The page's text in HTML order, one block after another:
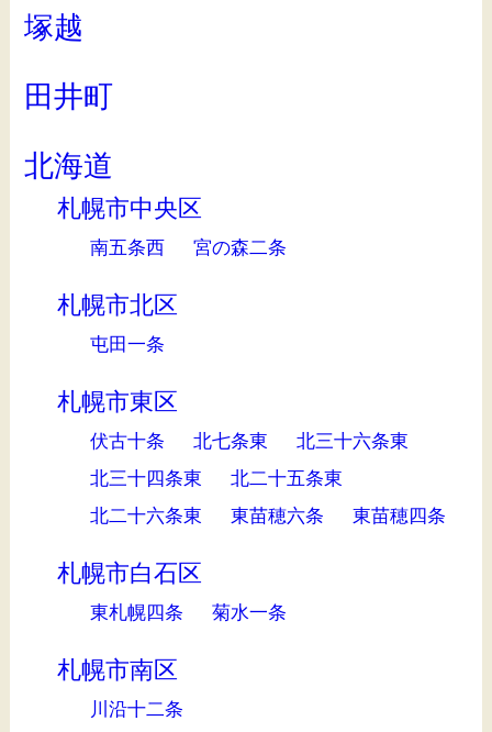
塚越
田井町
北海道
札幌市中央区
南五条西 宮の森二条
札幌市北区
屯田一条
札幌市東区
伏古十条 北七条東
北三十六条東
北三十四条東
北二十五条東
北二十六条東
東苗穂六条 東苗穂四条
札幌市白石区
東札幌四条 菊水一条
札幌市南区
川沿十二条